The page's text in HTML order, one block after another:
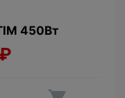
450Вт
₽